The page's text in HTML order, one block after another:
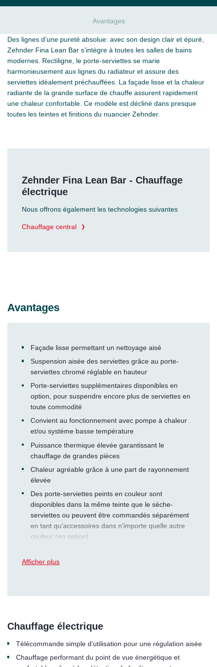
Avantages
Des lignes d’une pureté absolue: avec son design clair et épuré,
Zehnder Fina Lean Bar s’intègre à toutes les salles de bains
modernes. Rectiligne, le porte-serviettes se marie
harmonieusement aux lignes du radiateur et assure des
serviettes idéalement préchauffées. La façade lisse et la chaleur
radiante de la grande surface de chauffe assurent rapidement
une chaleur confortable. Ce modèle est décliné dans presque
toutes les teintes et finitions du nuancier Zehnder.
Zehnder Fina Lean Bar - Chauffage
électrique
Nous offrons également les technologies suivantes
Chauffage central
Avantages
Façade lisse permettant un nettoyage aisé
Suspension aisée des serviettes grâce au porte-
serviettes chromé réglable en hauteur
Porte-serviettes supplémentaires disponibles en
option, pour suspendre encore plus de serviettes en
toute commodité
Convient au fonctionnement avec pompe à chaleur
et/ou système basse température
Puissance thermique élevée garantissant le
chauffage de grandes pièces
Chaleur agréable grâce à une part de rayonnement
élevée
Des porte-serviettes peints en couleur sont
disponibles dans la même teinte que le sèche-
serviettes ou peuvent être commandés séparément
en tant qu’accessoires dans n’importe quelle autre
couleur (en option)
Afficher plus
Chauffage électrique
Télécommande simple d’utilisation pour une régulation aisée
Chauffage performant du point de vue énergétique et